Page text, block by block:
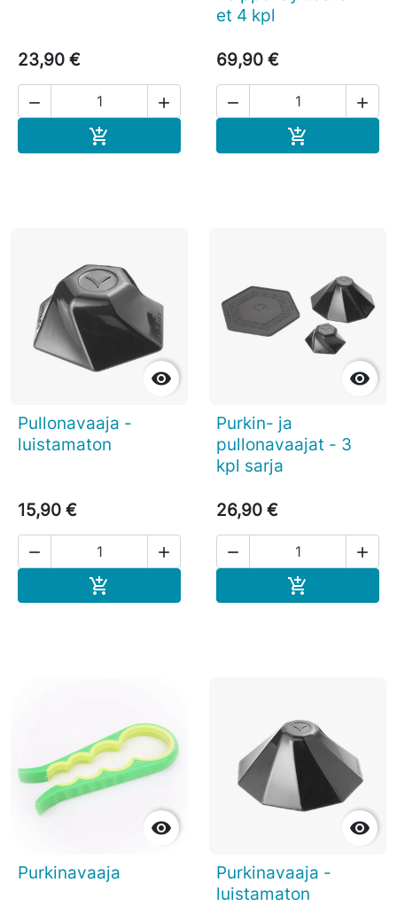
23,90 €
 

et 4 kpl
69,90 €
 


Pullonavaaja -
luistamaton
15,90 €
 


Purkin- ja
pullonavaajat - 3
kpl sarja
26,90 €
 


Purkinavaaja

Purkinavaaja -
luistamaton